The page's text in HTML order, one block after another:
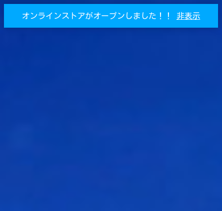
オンラインストアがオープンしました！！ 非表示